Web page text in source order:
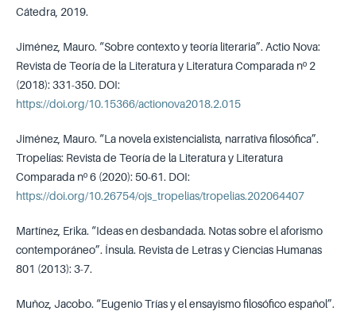
Cátedra, 2019.
Jiménez, Mauro. “Sobre contexto y teoría literaria”. Actio Nova:
Revista de Teoría de la Literatura y Literatura Comparada nº 2
(2018): 331-350. DOI:
https://doi.org/10.15366/actionova2018.2.015
Jiménez, Mauro. “La novela existencialista, narrativa filosófica”.
Tropelías: Revista de Teoría de la Literatura y Literatura
Comparada nº 6 (2020): 50-61. DOI:
https://doi.org/10.26754/ojs_tropelias/tropelias.202064407
Martínez, Erika. “Ideas en desbandada. Notas sobre el aforismo
contemporáneo”. Ínsula. Revista de Letras y Ciencias Humanas
801 (2013): 3-7.
Muñoz, Jacobo. “Eugenio Trías y el ensayismo filosófico español”.